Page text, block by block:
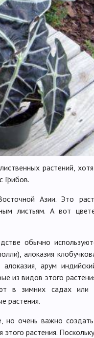
растений,
Грибов.
Азии. Это
листьям. А вот
обычно
алоказия
арум
из видов этого
в зимних садах или
растения.
но очень важно
растения.